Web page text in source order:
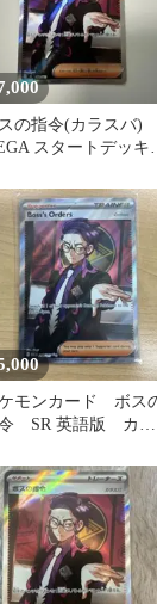
の指令(カラスバ)
スタートデッキ
モンカード ボス
SR 英語版 カラ